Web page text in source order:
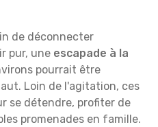
de déconnecter
pur, une escapade à la
pourrait être
Loin de l'agitation, ces
se détendre, profiter de
promenades en famille.